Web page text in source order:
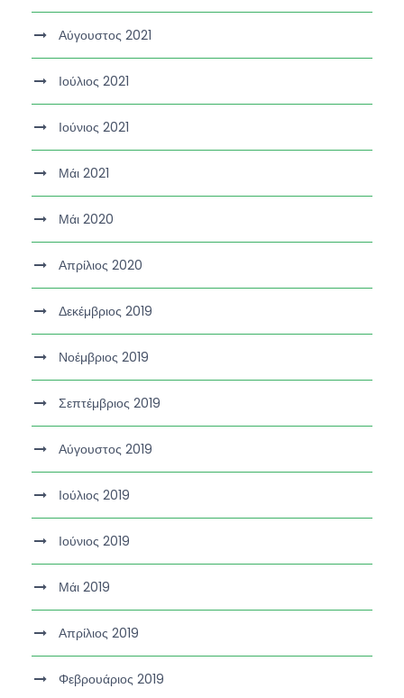
Αύγουστος 2021
Ιούλιος 2021
Ιούνιος 2021
Μάι 2021
Μάι 2020
Απρίλιος 2020
Δεκέμβριος 2019
Νοέμβριος 2019
Σεπτέμβριος 2019
Αύγουστος 2019
Ιούλιος 2019
Ιούνιος 2019
Μάι 2019
Απρίλιος 2019
Φεβρουάριος 2019